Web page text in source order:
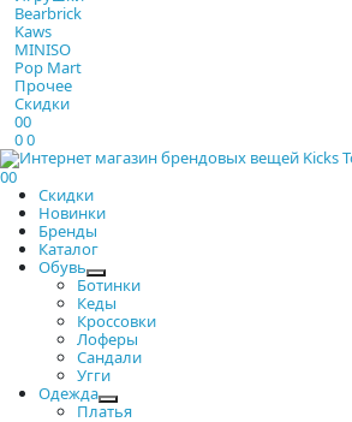
Bearbrick
Kaws
MINISO
Pop Mart
Прочее
Скидки
00
00
00
Скидки
Новинки
Бренды
Каталог
Обувь
Ботинки
Кеды
Кроссовки
Лоферы
Сандали
Угги
Одежда
Платья